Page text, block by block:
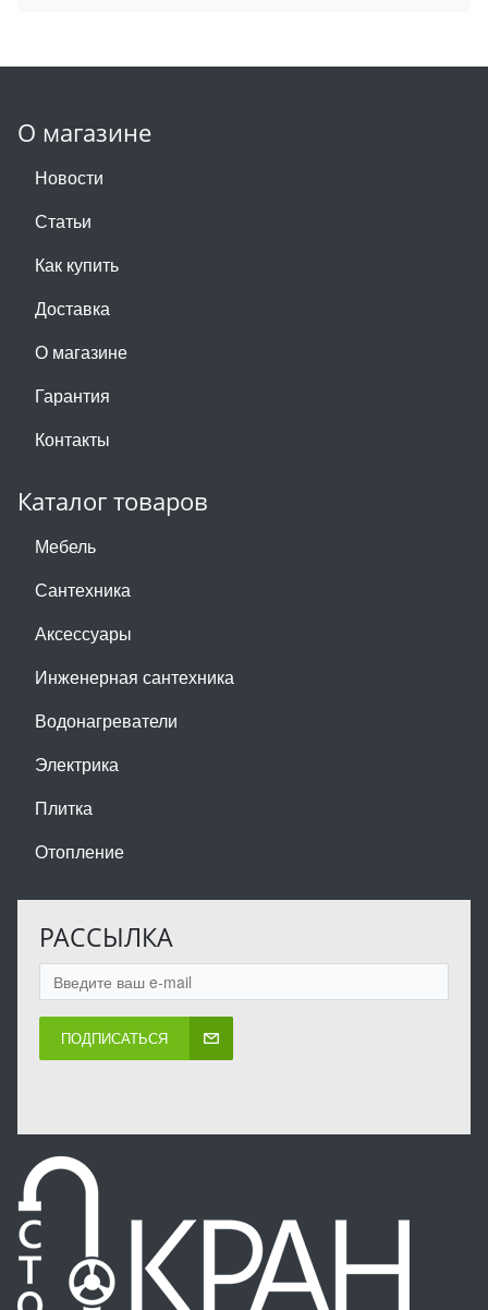
О магазине
Новости
Статьи
Как купить
Доставка
О магазине
Гарантия
Контакты
Каталог товаров
Мебель
Сантехника
Аксессуары
Инженерная сантехника
Водонагреватели
Электрика
Плитка
Отопление
РАССЫЛКА
ПОДПИСАТЬСЯ